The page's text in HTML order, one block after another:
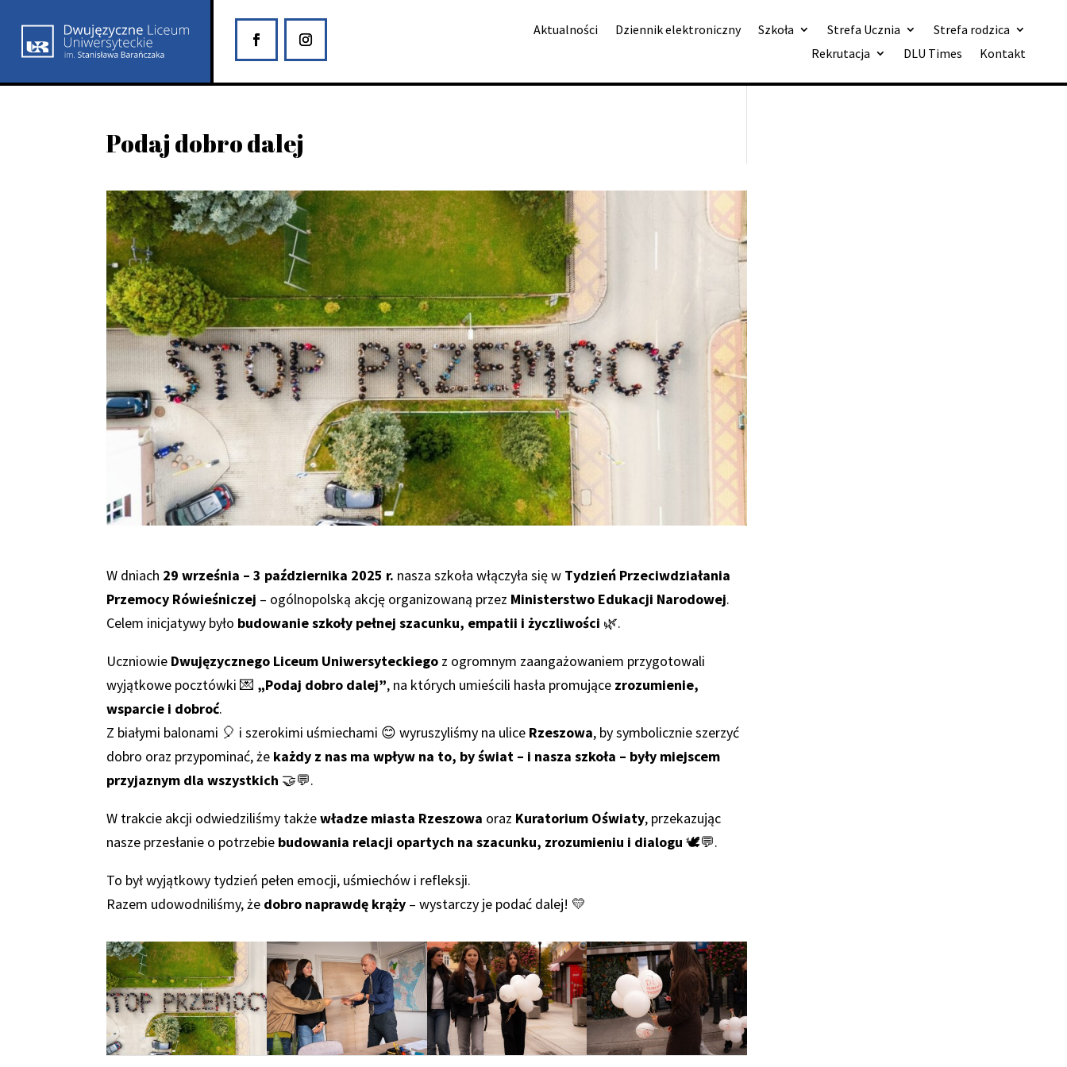
Aktualności Dziennik elektroniczny Szkoła Strefa Ucznia
Strefa rodzica
Rekrutacja
DLU Times Kontakt
Podaj dobro dalej
W dniach 29 września – 3 października 2025 r. nasza szkoła włączyła się w Tydzień Przeciwdziałania
Przemocy Rówieśniczej – ogólnopolską akcję organizowaną przez Ministerstwo Edukacji Narodowej.
Celem inicjatywy było budowanie szkoły pełnej szacunku, empatii i życzliwości 🌿.
Uczniowie Dwujęzycznego Liceum Uniwersyteckiego z ogromnym zaangażowaniem przygotowali
wyjątkowe pocztówki 💌 „Podaj dobro dalej”, na których umieścili hasła promujące zrozumienie,
wsparcie i dobroć.
Z białymi balonami 🎈 i szerokimi uśmiechami 😊 wyruszyliśmy na ulice Rzeszowa, by symbolicznie szerzyć
dobro oraz przypominać, że każdy z nas ma wpływ na to, by świat – i nasza szkoła – były miejscem
przyjaznym dla wszystkich 🤝💬.
W trakcie akcji odwiedziliśmy takżewładze miasta Rzeszowa oraz Kuratorium Oświaty, przekazując
nasze przesłanie o potrzebie budowania relacji opartych na szacunku, zrozumieniu i dialogu 🕊️💬.
To był wyjątkowy tydzień pełen emocji, uśmiechów i refleksji.
Razem udowodniliśmy, że dobro naprawdę krąży – wystarczy je podać dalej! 💛